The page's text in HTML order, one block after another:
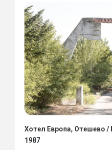
Хотел Европа, Отешево /
1987